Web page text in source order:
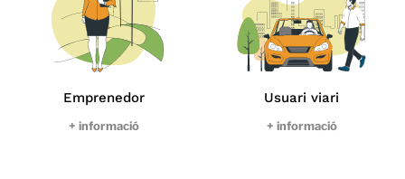
Emprenedor
+ informació
Usuari viari
+ informació